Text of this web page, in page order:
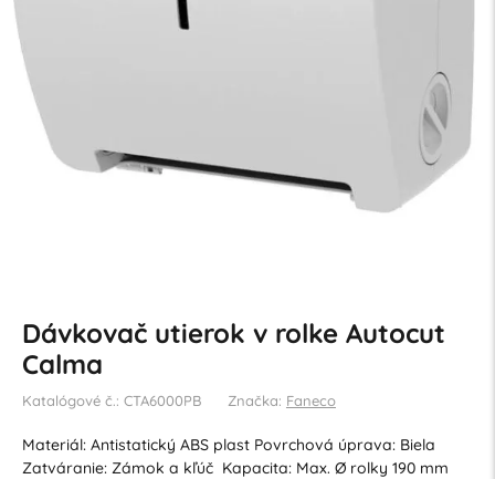
Dávkovač utierok v rolke Autocut
Calma
Katalógové č.: CTA6000PB Značka: Faneco
Materiál: Antistatický ABS plast Povrchová úprava: Biela
Zatváranie: Zámok a kľúč Kapacita: Max. Ø rolky 190 mm